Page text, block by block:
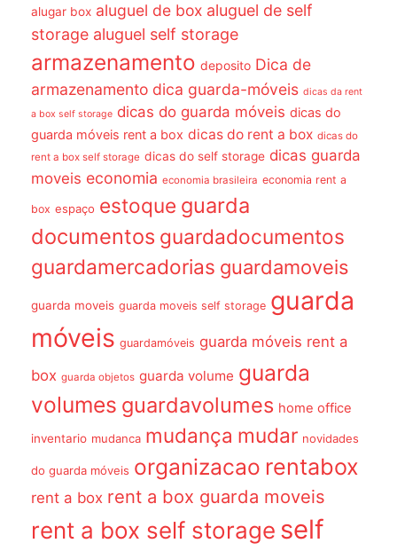
alugar box aluguel de box aluguel de self
storage aluguel self storage
armazenamento deposito Dica de
armazenamento dica guarda-móveis dicas da rent
a box self storage dicas do guarda móveis dicas do
guarda móveis rent a box dicas do rent a box dicas do
rent a box self storage dicas do self storage dicas guarda
moveis economia economia brasileira economia rent a
box espaço estoque guarda
documentos guardadocumentos
guardamercadorias guardamoveis
guarda moveis guarda moveis self storage guarda
móveis guardamóveis guarda móveis rent a
box guarda objetos guarda volume guarda
volumes guardavolumes home office
inventario mudanca mudança mudar novidades
do guarda móveis organizacao rentabox
rent a box rent a box guarda moveis
rent a box self storage self